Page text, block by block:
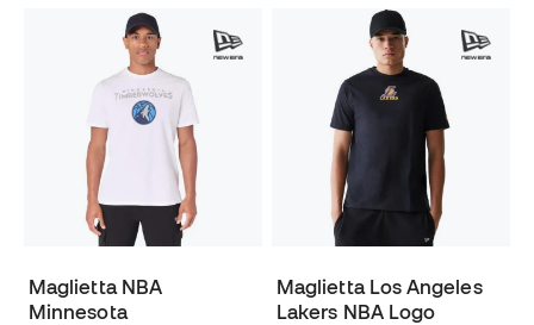
Maglietta NBA
Minnesota
Maglietta Los Angeles
Lakers NBA Logo